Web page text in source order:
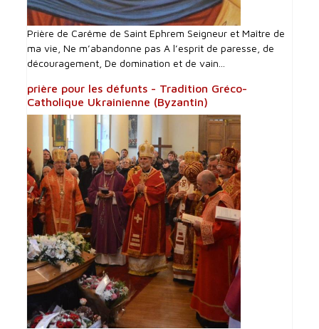
Prière de Carême de Saint Ephrem Seigneur et Maître de
ma vie, Ne m’abandonne pas A l’esprit de paresse, de
découragement, De domination et de vain...
prière pour les défunts - Tradition Gréco-
Catholique Ukrainienne (Byzantin)